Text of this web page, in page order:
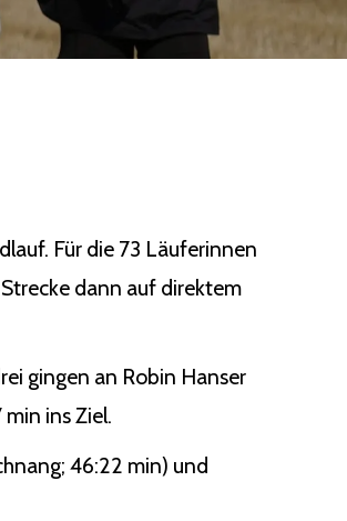
Für die 73 Läuferinnen
dann auf direktem
gingen an Robin Hanser
ins Ziel.
46:22 min) und